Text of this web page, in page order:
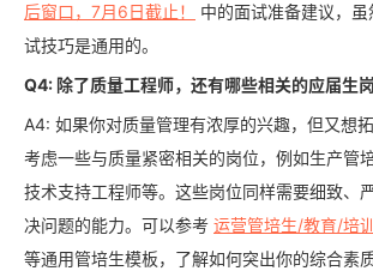
后窗口，7月6日截止！
中的面试准备建议，
试技巧是通用的。
Q4: 除了质量工程师，还有哪些相关的应届生
A4: 如果你对质量管理有浓厚的兴趣，但又想
考虑一些与质量紧密相关的岗位，例如生产管
技术支持工程师等。这些岗位同样需要细致、
决问题的能力。可以参考 运营管培生/教育/培
等通用管培生模板，了解如何突出你的综合素质